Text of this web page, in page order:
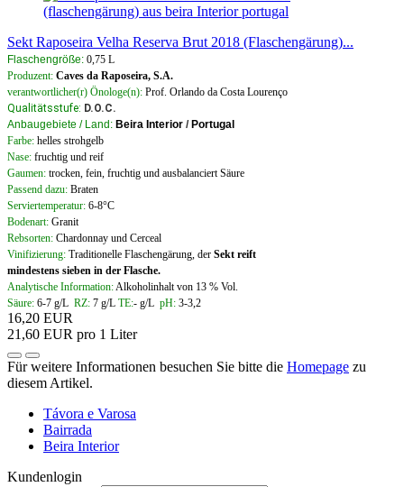
Sekt Raposeira Velha Reserva Brut 2018 (Flaschengärung)...
Flaschengröße: 0,75 L
Produzent: Caves da Raposeira, S.A.
verantwortlicher(r) Önologe(n): Prof. Orlando da Costa Lourenço
Qualitätsstufe: D.O.C.
Anbaugebiete / Land: Beira Interior / Portugal
Farbe: helles strohgelb
Nase: fruchtig und reif
Gaumen: trocken, fein, fruchtig und ausbalanciert Säure
Passend dazu: Braten
Serviertemperatur: 6-8°C
Bodenart: Granit
Rebsorten: Chardonnay und Cerceal
Vinifizierung: Traditionelle Flaschengärung, der Sekt reift
mindestens sieben in der Flasche.
Analytische Information:Alkoholinhalt von 13 % Vol.
Säure: 6-7 g/L RZ: 7 g/L TE:- g/L pH: 3-3,2
16,20 EUR
21,60 EUR pro 1 Liter
Für weitere Informationen besuchen Sie bitte die Homepage zu
diesem Artikel.
Távora e Varosa
Bairrada
Beira Interior
Kundenlogin